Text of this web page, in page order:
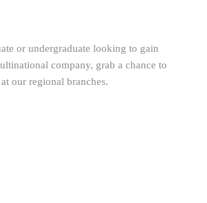
or undergraduate looking to gain
company, grab a chance to
our regional branches.